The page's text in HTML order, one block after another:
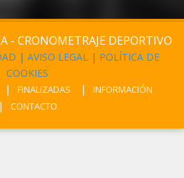
- CRONOMETRAJE DEPORTIVO
| AVISO LEGAL | POLÍTICA DE
COOKIES
FINALIZADAS
INFORMACIÓN
CONTACTO